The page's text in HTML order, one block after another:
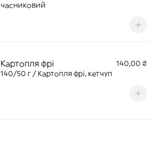
часниковий
Картопля фрі
140,00 ₴
140/50 г / Картопля фрі, кетчуп